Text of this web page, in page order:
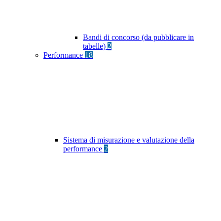
Bandi di concorso (da pubblicare in
tabelle) 2
Performance 18
Sistema di misurazione e valutazione della
performance 2